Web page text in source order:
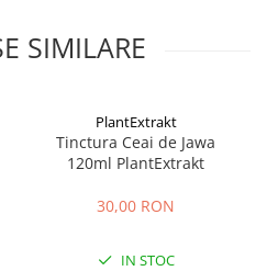
SIMILARE
PlantExtrakt
Tinctura Ceai de Jawa
120ml PlantExtrakt
30,00 RON
IN STOC